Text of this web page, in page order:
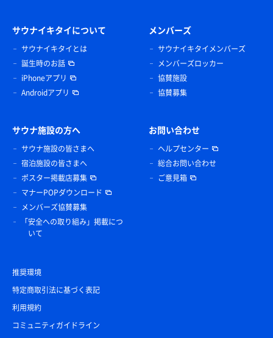
サウナイキタイについて
サウナイキタイとは
誕生時のお話
iPhoneアプリ
Androidアプリ
メンバーズ
サウナイキタイメンバーズ
メンバーズロッカー
協賛施設
協賛募集
サウナ施設の方へ
サウナ施設の皆さまへ
宿泊施設の皆さまへ
ポスター掲載店募集
マナーPOPダウンロード
メンバーズ協賛募集
「安全への取り組み」掲載につ
いて
お問い合わせ
ヘルプセンター
総合お問い合わせ
ご意見箱
推奨環境
特定商取引法に基づく表記
利用規約
コミュニティガイドライン